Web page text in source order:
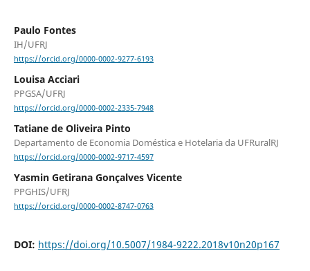
Paulo Fontes
IH/UFRJ
https://orcid.org/0000-0002-9277-6193
Louisa Acciari
PPGSA/UFRJ
https://orcid.org/0000-0002-2335-7948
Tatiane de Oliveira Pinto
Departamento de Economia Doméstica e Hotelaria da UFRuralRJ
https://orcid.org/0000-0002-9717-4597
Yasmin Getirana Gonçalves Vicente
PPGHIS/UFRJ
https://orcid.org/0000-0002-8747-0763
DOI: https://doi.org/10.5007/1984-9222.2018v10n20p167